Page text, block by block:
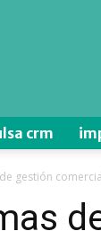
crm
gestión